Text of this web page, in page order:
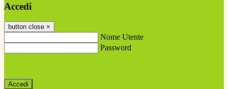
Accedi
button close ×
Nome Utente
Password